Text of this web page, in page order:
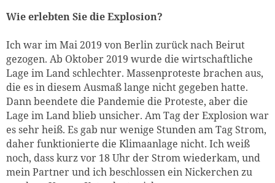
Wie erlebten Sie die Explosion?
Ich war im Mai 2019 von Berlin zurück nach Beirut
gezogen. Ab Oktober 2019 wurde die wirtschaftliche
Lage im Land schlechter. Massenproteste brachen aus,
die es in diesem Ausmaß lange nicht gegeben hatte.
Dann beendete die Pandemie die Proteste, aber die
Lage im Land blieb unsicher. Am Tag der Explosion war
es sehr heiß. Es gab nur wenige Stunden am Tag Strom,
daher funktionierte die Klimaanlage nicht. Ich weiß
noch, dass kurz vor 18 Uhr der Strom wiederkam, und
mein Partner und ich beschlossen ein Nickerchen zu